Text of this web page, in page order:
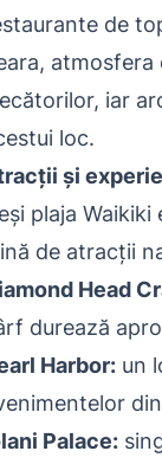
de
iar
loc.
și
plaja
de atracții
Head
durează
Harbor: un
Palace: